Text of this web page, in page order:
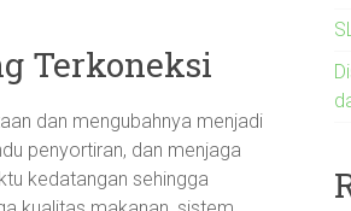
Terkoneksi
dan mengubahnya menjadi
penyortiran, dan menjaga
kedatangan sehingga